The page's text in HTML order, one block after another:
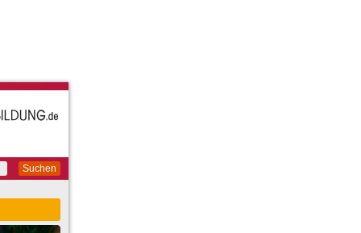
Suchen